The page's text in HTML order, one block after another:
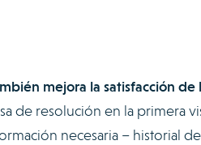
mejora la satisfacción de
de resolución en la primera
necesaria – historial de